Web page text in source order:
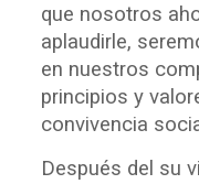
que nosotros
aplaudirle,
en nuestros
principios y
convivencia
Después del su